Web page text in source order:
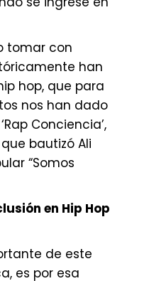
tomar con
han
hop, que para
nos han dado
Conciencia’,
bautizó Ali
“Somos
en Hip Hop
de este
es por esa